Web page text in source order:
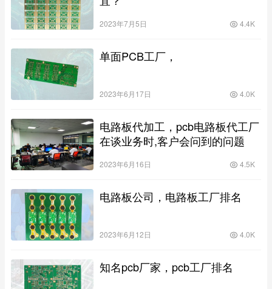
2023年7月5日 4.4K
单面PCB工厂，
2023年6月17日 4.0K
电路板代加工，pcb电路板代工厂
在谈业务时,客户会问到的问题
2023年6月16日 4.5K
电路板公司，电路板工厂排名
2023年6月12日 4.0K
知名pcb厂家，pcb工厂排名